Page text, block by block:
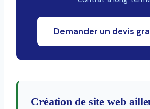
Demander un devis
Création de site web